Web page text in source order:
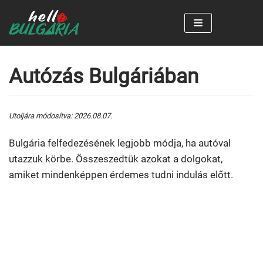
Skip
to
content
Autózás Bulgáriában
Utoljára módosítva: 2026.08.07.
Bulgária felfedezésének legjobb módja, ha autóval
utazzuk körbe. Összeszedtük azokat a dolgokat,
amiket mindenképpen érdemes tudni indulás előtt.